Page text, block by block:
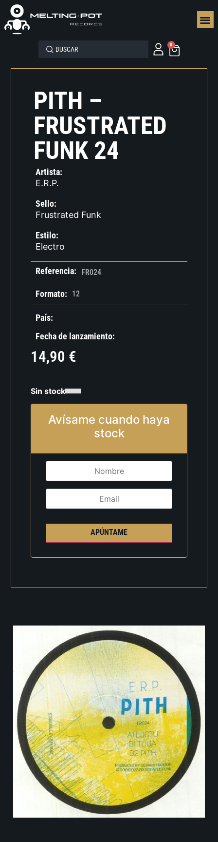
0
PITH –
FRUSTRATED
FUNK 24
Artista:
E.R.P.
Sello:
Frustrated Funk
Estilo:
Electro
Referencia: FR024
Formato: 12
País:
Fecha de lanzamiento:
14,90 €
Sin stock
Avísame cuando haya
stock
APÚNTAME